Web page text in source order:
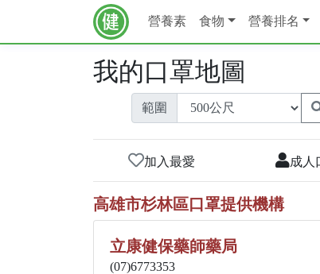
營養素 食物 營養排名
我的口罩地圖
範圍
加入最愛 成人
高雄市杉林區口罩提供機構
立康健保藥師藥局
(07)6773353